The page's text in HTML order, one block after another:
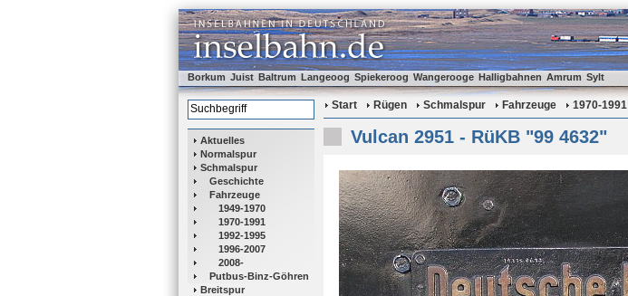
Borkum Juist Baltrum Langeoog Spiekeroog Wangerooge Halligbahnen Amrum Sylt
Aktuelles
Normalspur
Schmalspur
Geschichte
Fahrzeuge
1949-1970
1970-1991
1992-1995
1996-2007
2008-
Putbus-Binz-Göhren
Breitspur
Start Rügen Schmalspur Fahrzeuge 1970-1991
Vulcan 2951 - RüKB "99 4632"